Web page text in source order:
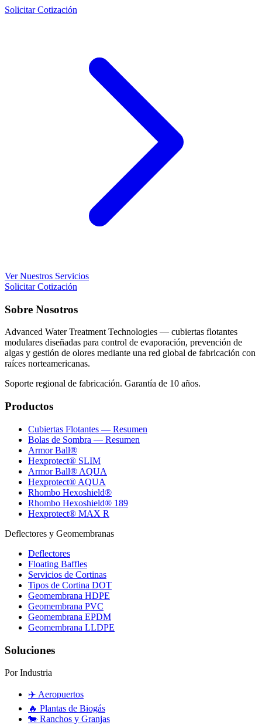
Solicitar Cotización
Ver Nuestros Servicios
Solicitar Cotización
Sobre Nosotros
Advanced Water Treatment Technologies — cubiertas flotantes
modulares diseñadas para control de evaporación, prevención de
algas y gestión de olores mediante una red global de fabricación con
raíces norteamericanas.
Soporte regional de fabricación. Garantía de 10 años.
Productos
Cubiertas Flotantes — Resumen
Bolas de Sombra — Resumen
Armor Ball®
Hexprotect® SLIM
Armor Ball® AQUA
Hexprotect® AQUA
Rhombo Hexoshield®
Rhombo Hexoshield® 189
Hexprotect® MAX R
Deflectores y Geomembranas
Deflectores
Floating Baffles
Servicios de Cortinas
Tipos de Cortina DOT
Geomembrana HDPE
Geomembrana PVC
Geomembrana EPDM
Geomembrana LLDPE
Soluciones
Por Industria
✈️ Aeropuertos
🔥 Plantas de Biogás
🐄 Ranchos y Granjas